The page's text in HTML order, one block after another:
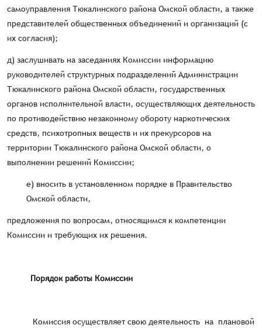
самоуправления Тюкалинского района Омской области, а также
представителей общественных объединений и организаций (с
их согласия);
д) заслушивать на заседаниях Комиссии информацию
руководителей структурных подразделений Администрации
Тюкалинского района Омской области, государственных
органов исполнительной власти, осуществляющих деятельность
по противодействию незаконному обороту наркотических
средств, психотропных веществ и их прекурсоров на
территории Тюкалинского района Омской области, о
выполнении решений Комиссии;
е) вносить в установленном порядке в Правительство
Омской области,
предложения по вопросам, относящимся к компетенции
Комиссии и требующих их решения.
Порядок работы Комиссии
Комиссия осуществляет свою деятельность на плановой